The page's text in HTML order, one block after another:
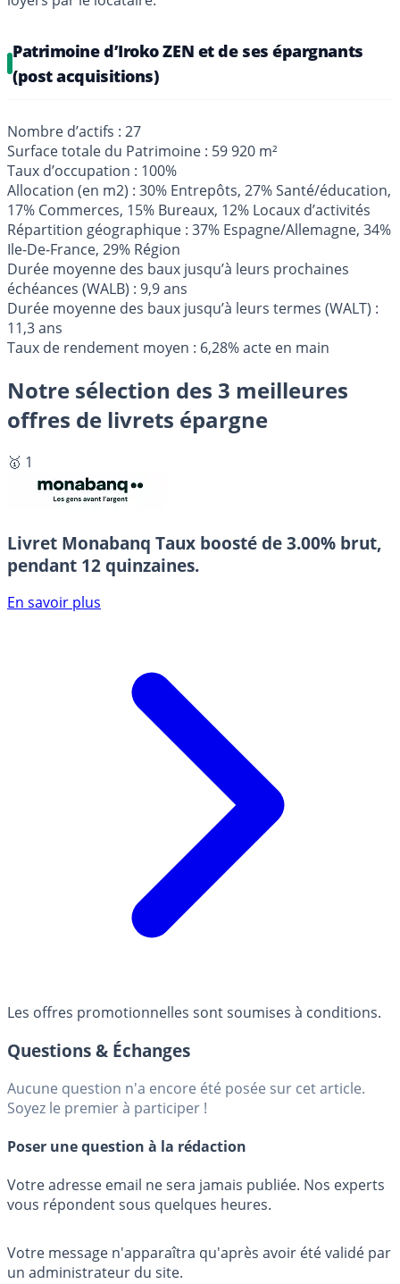
Patrimoine d’Iroko ZEN et de ses épargnants
(post acquisitions)
Nombre d’actifs : 27
Surface totale du Patrimoine : 59 920 m²
Taux d’occupation : 100%
Allocation (en m2) : 30% Entrepôts, 27% Santé/éducation,
17% Commerces, 15% Bureaux, 12% Locaux d’activités
Répartition géographique : 37% Espagne/Allemagne, 34%
Ile-De-France, 29% Région
Durée moyenne des baux jusqu’à leurs prochaines
échéances (WALB) : 9,9 ans
Durée moyenne des baux jusqu’à leurs termes (WALT) :
11,3 ans‍
Taux de rendement moyen : 6,28%‍ acte en main
Notre sélection des 3 meilleures
offres de livrets épargne
🥇 1
Livret Monabanq Taux boosté de 3.00% brut,
pendant 12 quinzaines.
En savoir plus
Les offres promotionnelles sont soumises à conditions.
Questions & Échanges
Aucune question n'a encore été posée sur cet article.
Soyez le premier à participer !
Poser une question à la rédaction
Votre adresse email ne sera jamais publiée. Nos experts
vous répondent sous quelques heures.
Votre message n'apparaîtra qu'après avoir été validé par
un administrateur du site.